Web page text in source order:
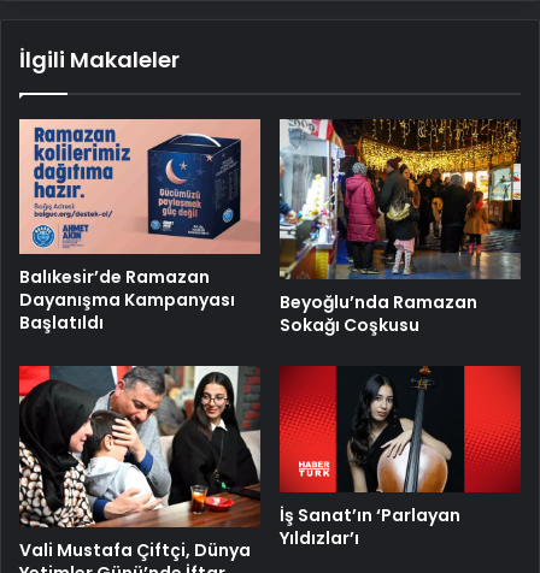
İlgili Makaleler
Balıkesir’de Ramazan
Dayanışma Kampanyası
Başlatıldı
Beyoğlu’nda Ramazan
Sokağı Coşkusu
Vali Mustafa Çiftçi, Dünya
İş Sanat’ın ‘Parlayan
Yıldızlar’ı